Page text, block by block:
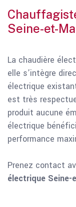
Seine-et-
La chaudière
elle s’intègre
électrique
est très
produit aucune
électrique
performance
Prenez contact
électrique Seine-